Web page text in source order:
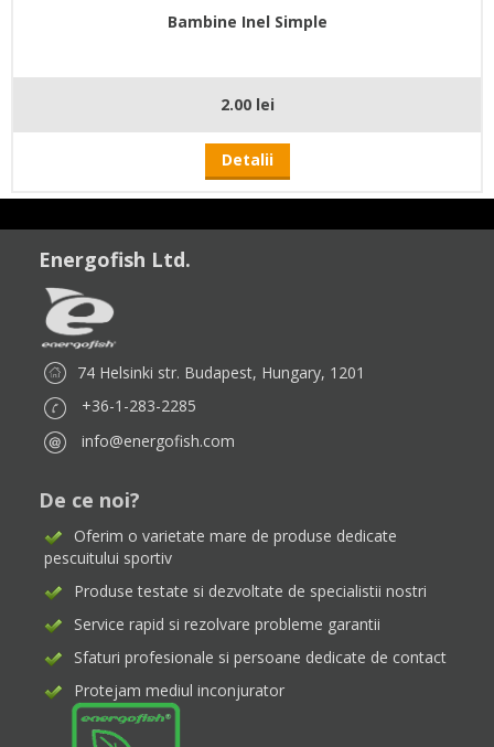
Bambine Inel Simple
2.00 lei
Detalii
Energofish Ltd.
74 Helsinki str. Budapest, Hungary, 1201
+36-1-283-2285
info@energofish.com
De ce noi?
Oferim o varietate mare de produse dedicate
pescuitului sportiv
Produse testate si dezvoltate de specialistii nostri
Service rapid si rezolvare probleme garantii
Sfaturi profesionale si persoane dedicate de contact
Protejam mediul inconjurator